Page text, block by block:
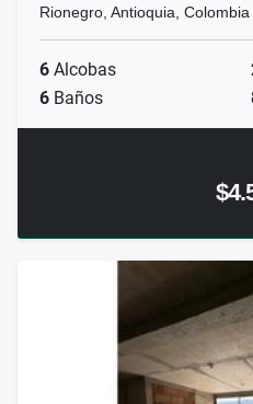
Rionegro, Antioquia, Colombia
6 Alcobas
6 Baños